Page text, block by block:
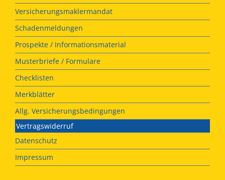
Versicherungsmaklermandat
Schadenmeldungen
Prospekte / Informationsmaterial
Musterbriefe / Formulare
Checklisten
Merkblätter
Allg. Versicherungsbedingungen
Vertragswiderruf
Datenschutz
Impressum